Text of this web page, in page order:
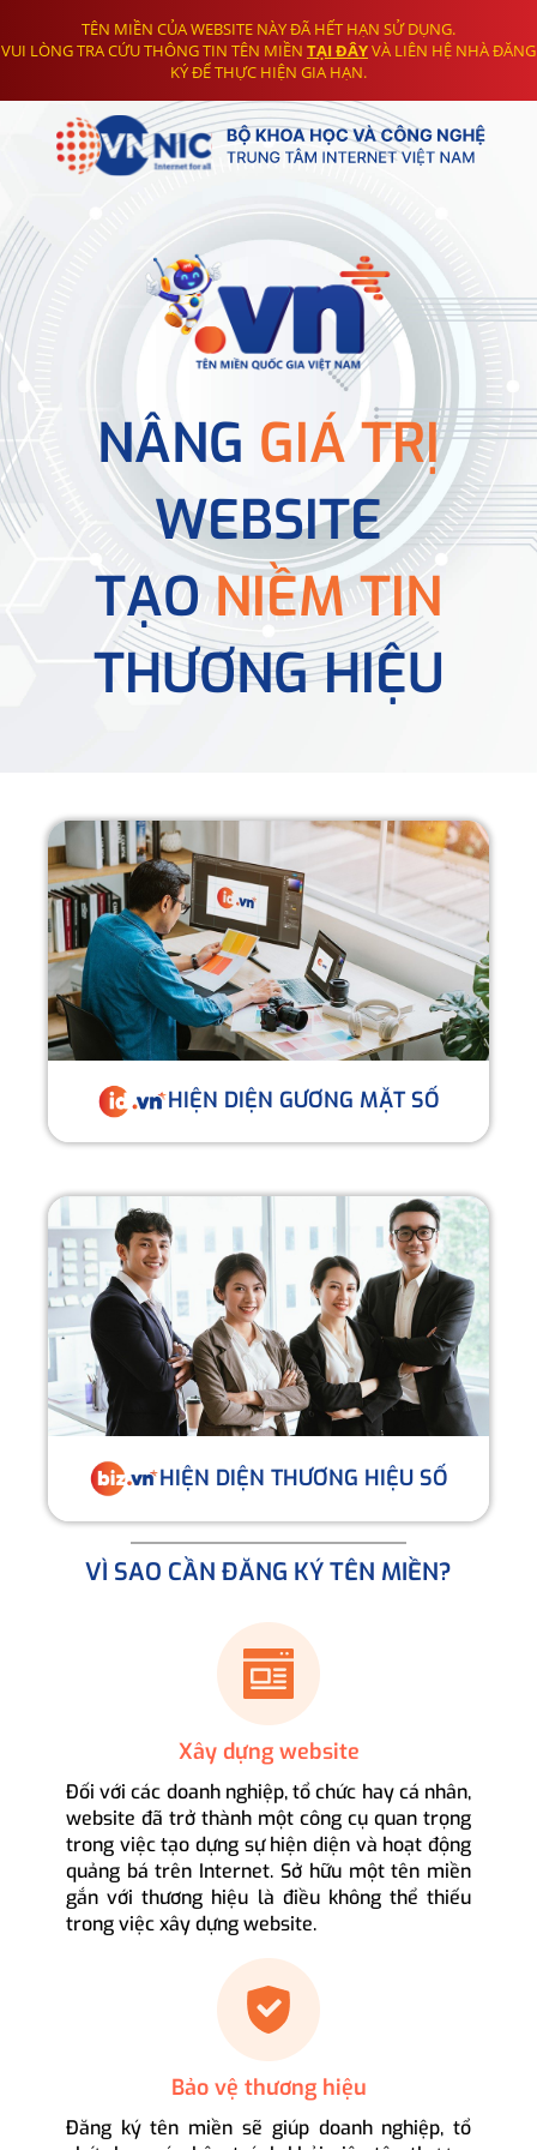
TÊN MIỀN CỦA WEBSITE NÀY ĐÃ HẾT HẠN SỬ DỤNG.
VUI LÒNG TRA CỨU THÔNG TIN TÊN MIỀN TẠI ĐÂYVÀ LIÊN HỆ NHÀ ĐĂNG
KÝ ĐỂ THỰC HIỆN GIA HẠN.
NÂNG GIÁ TRỊ
WEBSITE
TẠONIỀM TIN
THƯƠNG HIỆU
HIỆN DIỆN GƯƠNG MẶT SỐ
HIỆN DIỆN THƯƠNG HIỆU SỐ
VÌ SAO CẦN ĐĂNG KÝ TÊN MIỀN?
Xây dựng website
Đối với các doanh nghiệp, tổ chức hay cá nhân,
website đã trở thành một công cụ quan trọng
trong việc tạo dựng sự hiện diện và hoạt động
quảng bá trên Internet. Sở hữu một tên miền
gắn với thương hiệu là điều không thể thiếu
trong việc xây dựng website.
Bảo vệ thương hiệu
Đăng ký tên miền sẽ giúp doanh nghiệp, tổ